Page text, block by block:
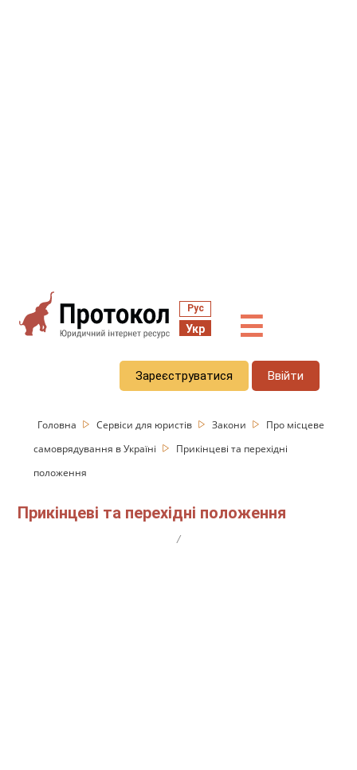
Рус
Укр ☰
Зареєструватися Ввійти
Головна Сервіси для юристів Закони
Про місцеве
самоврядування в Україні
Прикінцеві та перехідні
положення
Прикінцеві та перехідні положення
/